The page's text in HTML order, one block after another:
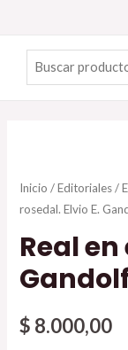
Inicio /Editoriales/
rosedal. Elvio E.
Real en
$ 8.000,00